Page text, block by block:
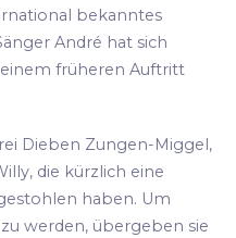
bekanntes
André hat sich
früheren Auftritt
Dieben Zungen-Miggel,
die kürzlich eine
haben. Um
werden, übergeben sie